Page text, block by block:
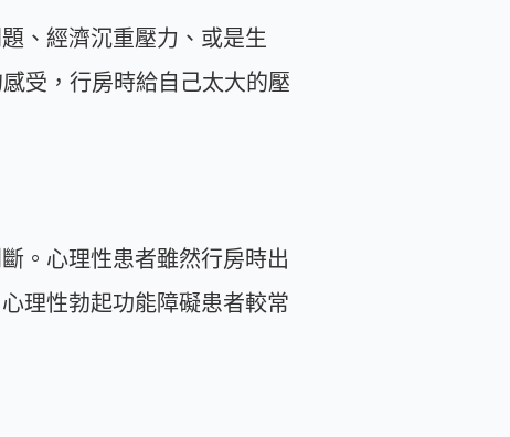
、經濟沉重壓力、或是生
受，行房時給自己太大的壓
。心理性患者雖然行房時出
理性勃起功能障礙患者較常